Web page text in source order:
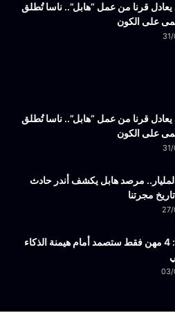
قرنا من عمل “هابل”.. ناسا تُطلق
على الكون
قرنا من عمل “هابل”.. ناسا تُطلق
على الكون
مرصد هابل يكشف أندر حادث
مجرتنا
بيل غيتس: 4 مهن فقط ستصمد أمام هيمنة الذكاء
03/